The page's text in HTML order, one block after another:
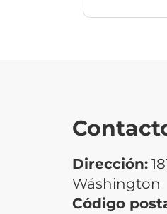
Dirección:
Wáshington
Código